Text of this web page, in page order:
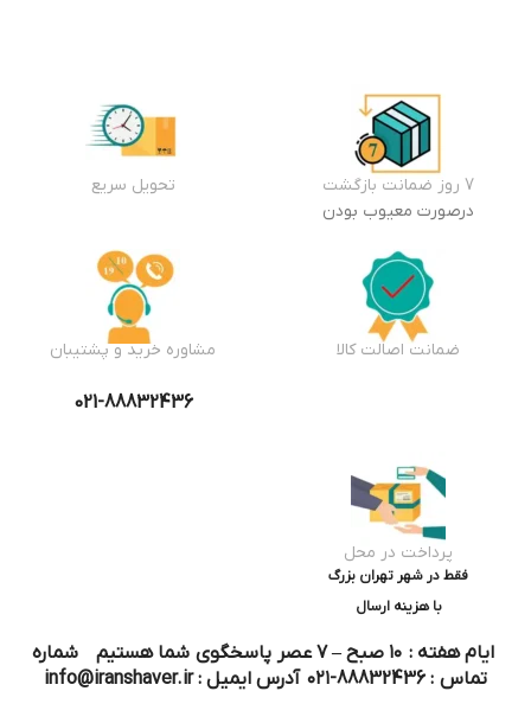
7 روز ضمانت بازگشت
درصورت معیوب بودن
تحویل سریع
ضمانت اصالت کالا مشاوره خرید و پشتیبان
021-88832436
پرداخت در محل
فقط در شهر تهران بزرگ
با هزینه ارسال
ایام هفته : ۱۰ صبح – ۷ عصر پاسخگوی شما هستیم شماره
تماس : 88832436-۰۲۱ آدرس ایمیل : info@iranshaver.ir